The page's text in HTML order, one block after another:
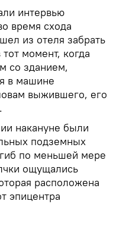
интервью
время схода
из отеля забрать
момент, когда
со зданием,
в машине
выжившего, его
накануне были
подземных
по меньшей мере
ощущались
расположена
эпицентра